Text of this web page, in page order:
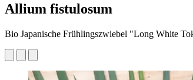
Allium fistulosum
Bio Japanische Frühlingszwiebel "Long White